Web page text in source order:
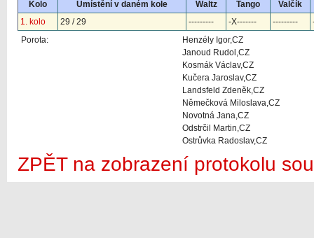
Kolo Umístění v daném kole Waltz Tango
Valčík
1. kolo
29 / 29 --------- -X------- ---------
Porota:
Henzély Igor,CZ
Janoud Rudol,CZ
Kosmák Václav,CZ
Kučera Jaroslav,CZ
Landsfeld Zdeněk,CZ
Němečková Miloslava,CZ
Novotná Jana,CZ
Odstrčil Martin,CZ
Ostrůvka Radoslav,CZ
ZPĚT na zobrazení protokolu